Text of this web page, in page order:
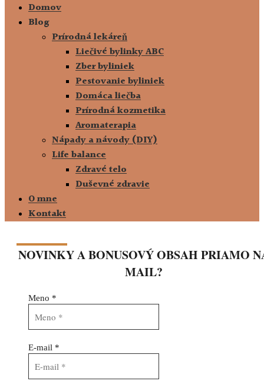
Domov
Blog
Prírodná lekáreň
Liečivé bylinky ABC
Zber byliniek
Pestovanie byliniek
Domáca liečba
Prírodná kozmetika
Aromaterapia
Nápady a návody (DIY)
Life balance
Zdravé telo
Duševné zdravie
O mne
Kontakt
NOVINKY A BONUSOVÝ OBSAH PRIAMO
MAIL?
Meno *
E-mail *